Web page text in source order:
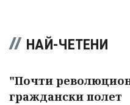
НАЙ-ЧЕТЕНИ
"Почти
граждански полет